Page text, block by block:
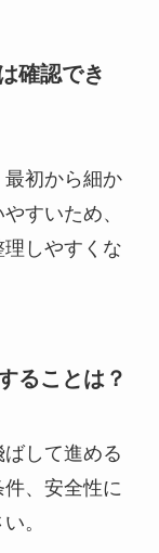
確認でき
初から細か
すいため、
しやすくな
ることは？
して進める
、安全性に
。